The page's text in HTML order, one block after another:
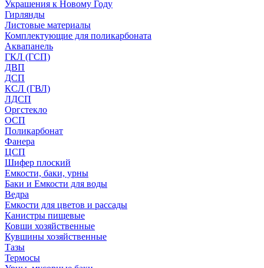
Украшения к Новому Году
Гирлянды
Листовые материалы
Комплектующие для поликарбоната
Аквапанель
ГКЛ (ГСП)
ДВП
ДСП
КСЛ (ГВЛ)
ЛДСП
Оргстекло
ОСП
Поликарбонат
Фанера
ЦСП
Шифер плоский
Емкости, баки, урны
Баки и Емкости для воды
Ведра
Емкости для цветов и рассады
Канистры пищевые
Ковши хозяйственные
Кувшины хозяйственные
Тазы
Термосы